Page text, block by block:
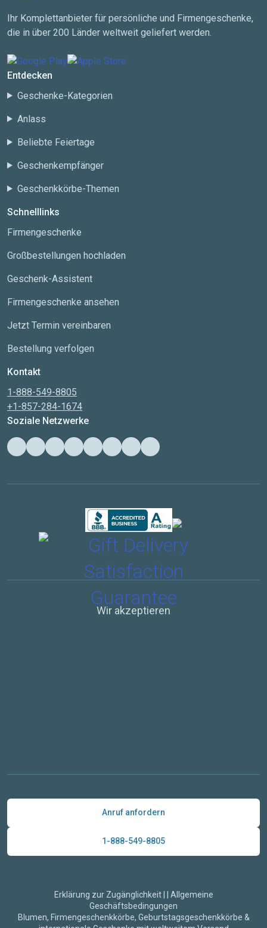
Ihr Komplettanbieter für persönliche und Firmengeschenke,
die in über 200 Länder weltweit geliefert werden.
Entdecken
Geschenke-Kategorien
Anlass
Beliebte Feiertage
Geschenkempfänger
Geschenkkörbe-Themen
Schnelllinks
Firmengeschenke
Großbestellungen hochladen
Geschenk-Assistent
Firmengeschenke ansehen
Jetzt Termin vereinbaren
Bestellung verfolgen
Kontakt
1-888-549-8805
+1-857-284-1674
Soziale Netzwerke
Wir akzeptieren
Anruf anfordern
1-888-549-8805
Erklärung zur Zugänglichkeit| | Allgemeine
Geschäftsbedingungen
Blumen, Firmengeschenkkörbe, Geburtstagsgeschenkkörbe &